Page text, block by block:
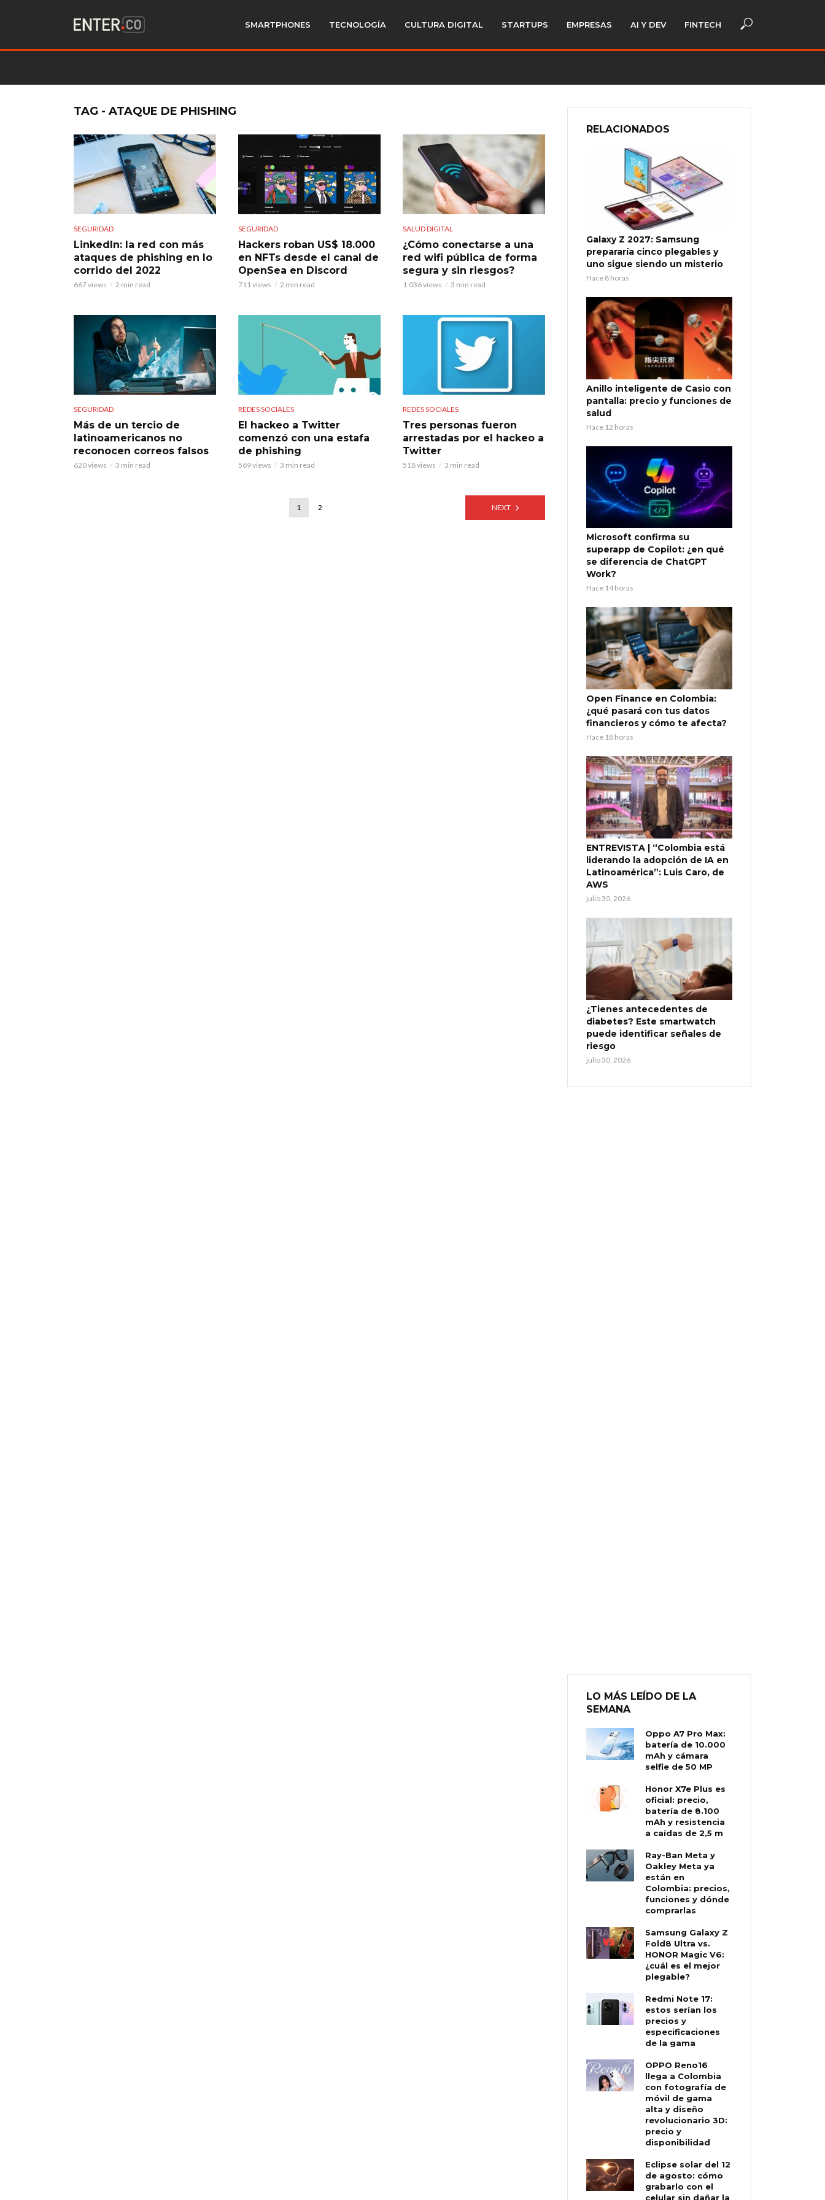
SMARTPHONES TECNOLOGÍA CULTURA DIGITAL STARTUPS EMPRESAS AI Y DEV FINTECH
TAG - ATAQUE DE PHISHING
SEGURIDAD
LinkedIn: la red con más
ataques de phishing en lo
corrido del 2022
667 views 2 min read
SEGURIDAD
Hackers roban US$ 18.000
en NFTs desde el canal de
OpenSea en Discord
711 views 2 min read
SALUD DIGITAL
¿Cómo conectarse a una
red wifi pública de forma
segura y sin riesgos?
1.036 views 3 min read
SEGURIDAD
Más de un tercio de
latinoamericanos no
reconocen correos falsos
620 views 3 min read
REDES SOCIALES
El hackeo a Twitter
comenzó con una estafa
de phishing
569 views 3 min read
REDES SOCIALES
Tres personas fueron
arrestadas por el hackeo a
Twitter
518 views 3 min read
1 2 NEXT
RELACIONADOS
Galaxy Z 2027: Samsung
prepararía cinco plegables y
uno sigue siendo un misterio
Hace 8 horas
Anillo inteligente de Casio con
pantalla: precio y funciones de
salud
Hace 12 horas
Microsoft confirma su
superapp de Copilot: ¿en qué
se diferencia de ChatGPT
Work?
Hace 14 horas
Open Finance en Colombia:
¿qué pasará con tus datos
financieros y cómo te afecta?
Hace 18 horas
ENTREVISTA | “Colombia está
liderando la adopción de IA en
Latinoamérica”: Luis Caro, de
AWS
julio 30, 2026
¿Tienes antecedentes de
diabetes? Este smartwatch
puede identificar señales de
riesgo
julio 30, 2026
LO MÁS LEÍDO DE LA
SEMANA
Oppo A7 Pro Max:
batería de 10.000
mAh y cámara
selfie de 50 MP
Honor X7e Plus es
oficial: precio,
batería de 8.100
mAh y resistencia
a caídas de 2,5 m
Ray-Ban Meta y
Oakley Meta ya
están en
Colombia: precios,
funciones y dónde
comprarlas
Samsung Galaxy Z
Fold8 Ultra vs.
HONOR Magic V6:
¿cuál es el mejor
plegable?
Redmi Note 17:
estos serían los
precios y
especificaciones
de la gama
OPPO Reno16
llega a Colombia
con fotografía de
móvil de gama
alta y diseño
revolucionario 3D:
precio y
disponibilidad
Eclipse solar del 12
de agosto: cómo
grabarlo con el
celular sin dañar la